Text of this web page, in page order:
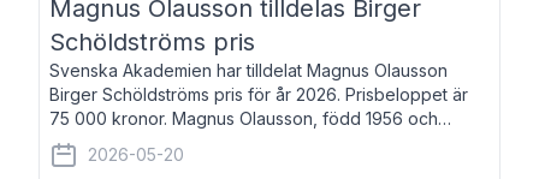
Magnus Olausson tilldelas Birger
Schöldströms pris
Svenska Akademien har tilldelat Magnus Olausson
Birger Schöldströms pris för år 2026. Prisbeloppet är
75 000 kronor. Magnus Olausson, född 1956 och
bosatt i Stockholm, är konstvetare, museiman och
hovman. Han disputerade 1993 vid Uppsala un
2026-05-20